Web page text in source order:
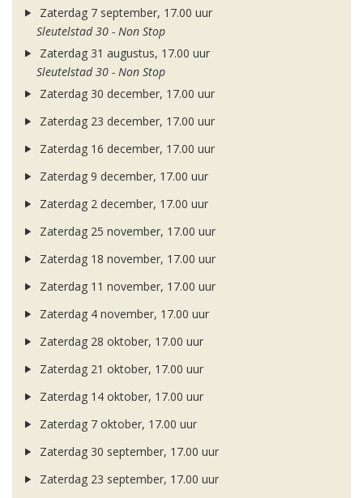
Zaterdag 7 september, 17.00 uur
Sleutelstad 30 - Non Stop
Zaterdag 31 augustus, 17.00 uur
Sleutelstad 30 - Non Stop
Zaterdag 30 december, 17.00 uur
Zaterdag 23 december, 17.00 uur
Zaterdag 16 december, 17.00 uur
Zaterdag 9 december, 17.00 uur
Zaterdag 2 december, 17.00 uur
Zaterdag 25 november, 17.00 uur
Zaterdag 18 november, 17.00 uur
Zaterdag 11 november, 17.00 uur
Zaterdag 4 november, 17.00 uur
Zaterdag 28 oktober, 17.00 uur
Zaterdag 21 oktober, 17.00 uur
Zaterdag 14 oktober, 17.00 uur
Zaterdag 7 oktober, 17.00 uur
Zaterdag 30 september, 17.00 uur
Zaterdag 23 september, 17.00 uur